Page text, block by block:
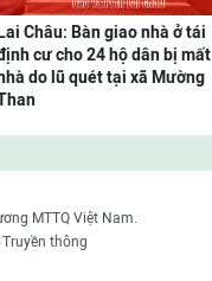
Lai Châu: Bàn giao nhà ở tái
cư cho 24 hộ dân bị mất
do lũ quét tại xã Mường
MTTQ Việt Nam.
thông